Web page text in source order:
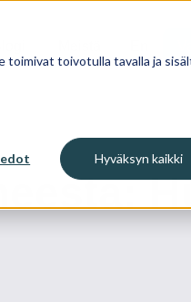
toimivat toivotulla tavalla ja
Hyväksyn kaikki